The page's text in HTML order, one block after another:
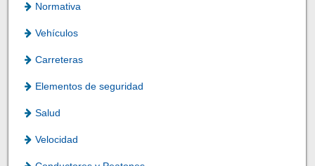
Normativa
Vehículos
Carreteras
Elementos de seguridad
Salud
Velocidad